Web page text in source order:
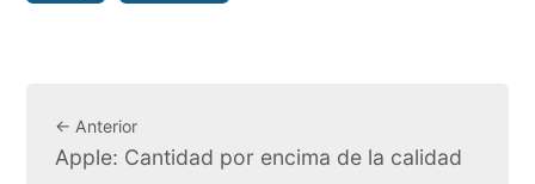
← Anterior
Apple: Cantidad por encima de la calidad